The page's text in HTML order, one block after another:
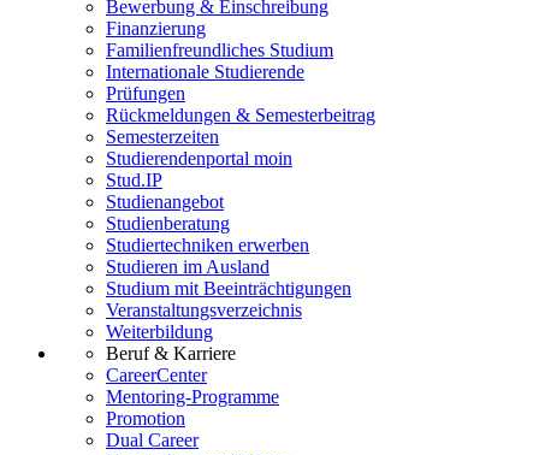
Bewerbung & Einschreibung
Finanzierung
Familienfreundliches Studium
Internationale Studierende
Prüfungen
Rückmeldungen & Semesterbeitrag
Semesterzeiten
Studierendenportal moin
Stud.IP
Studienangebot
Studienberatung
Studiertechniken erwerben
Studieren im Ausland
Studium mit Beeinträchtigungen
Veranstaltungsverzeichnis
Weiterbildung
Beruf & Karriere
CareerCenter
Mentoring-Programme
Promotion
Dual Career